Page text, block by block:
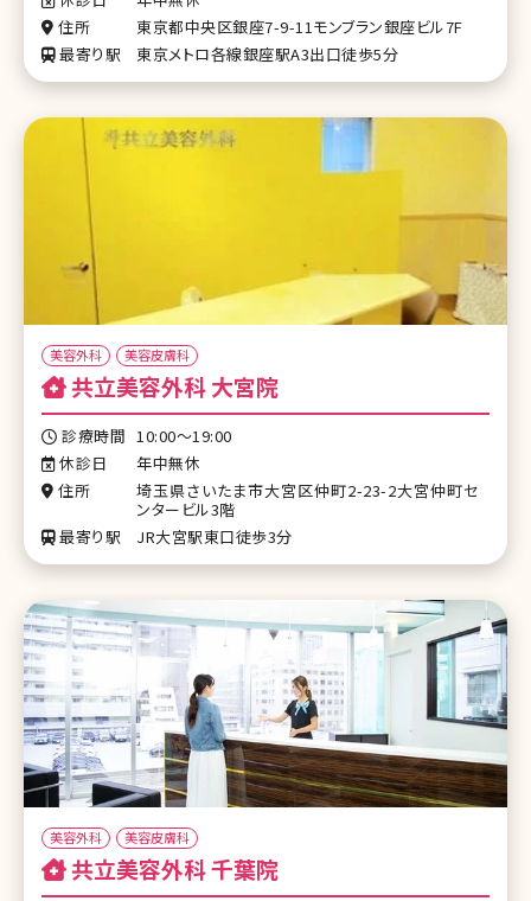
住所
東京都中央区銀座7-9-11モンブラン銀座ビル7F
最寄り駅
東京メトロ各線銀座駅A3出口徒歩5分
美容外科 美容皮膚科
共立美容外科 大宮院
診療時間 10:00～19:00
休診日
年中無休
住所
埼玉県さいたま市大宮区仲町2-23-2大宮仲町セ
ンタービル3階
最寄り駅
JR大宮駅東口徒歩3分
美容外科 美容皮膚科
共立美容外科 千葉院